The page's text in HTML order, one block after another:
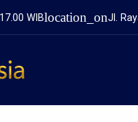
WIBlocation_onJl.